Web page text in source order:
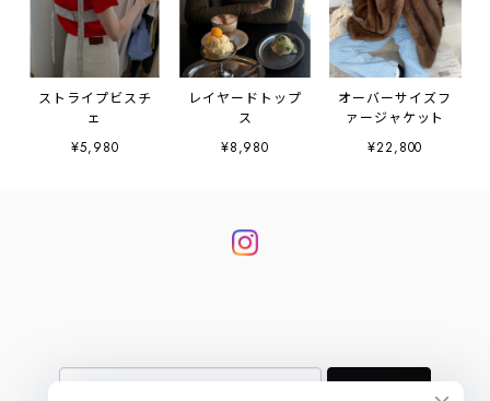
ストライプビスチ
ェ
¥5,980
レイヤードトップ
ス
¥8,980
オーバーサイズフ
ァージャケット
¥22,800